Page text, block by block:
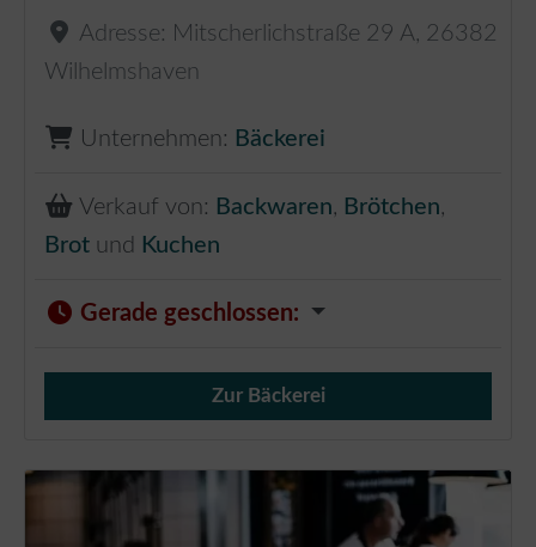
Adresse: Mitscherlichstraße 29 A, 26382
Wilhelmshaven
Unternehmen: Bäckerei
Verkauf von: Backwaren, Brötchen,
Brot und Kuchen
Gerade geschlossen:
Verkauf von Brötchen,
Zur Bäckerei